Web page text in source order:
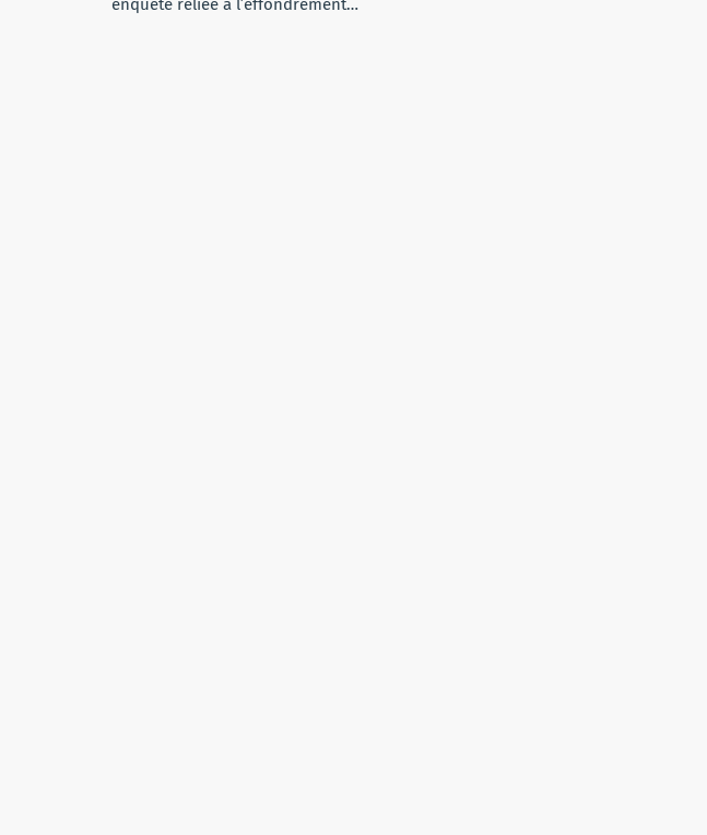
enquête reliée à l’effondrement…